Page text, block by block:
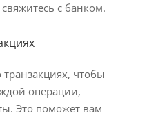
с банком.
чтобы
операции,
Это поможет вам